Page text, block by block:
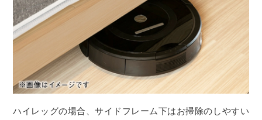
ハイレッグの場合、サイドフレーム下はお掃除のしやすい